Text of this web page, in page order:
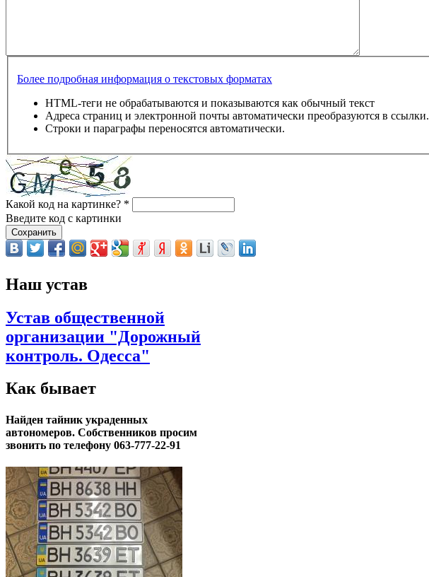
Более подробная информация о текстовых форматах
HTML-теги не обрабатываются и показываются как обычный текст
Адреса страниц и электронной почты автоматически преобразуются в ссылки.
Строки и параграфы переносятся автоматически.
Какой код на картинке? *
Введите код с картинки
Наш устав
Устав общественной
организации "Дорожный
контроль. Одесса"
Как бывает
Найден тайник украденных
автономеров. Собственников просим
звонить по телефону 063-777-22-91